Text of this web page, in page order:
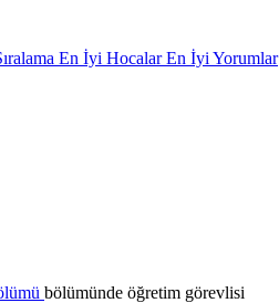
En İyi HocalarEn İyi Yorumlar
bölümünde öğretim görevlisi